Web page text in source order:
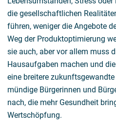
die gesellschaftlichen
führen, weniger die Angebote
Weg der Produktoptimierung
sie auch, aber vor allem muss
Hausaufgaben machen und
eine breitere
mündige Bürgerinnen und
nach, die mehr Gesundheit
Wertschöpfung.